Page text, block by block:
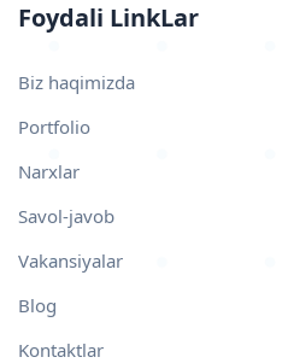
Foydali LinkLar
Biz haqimizda
Portfolio
Narxlar
Savol-javob
Vakansiyalar
Blog
Kontaktlar